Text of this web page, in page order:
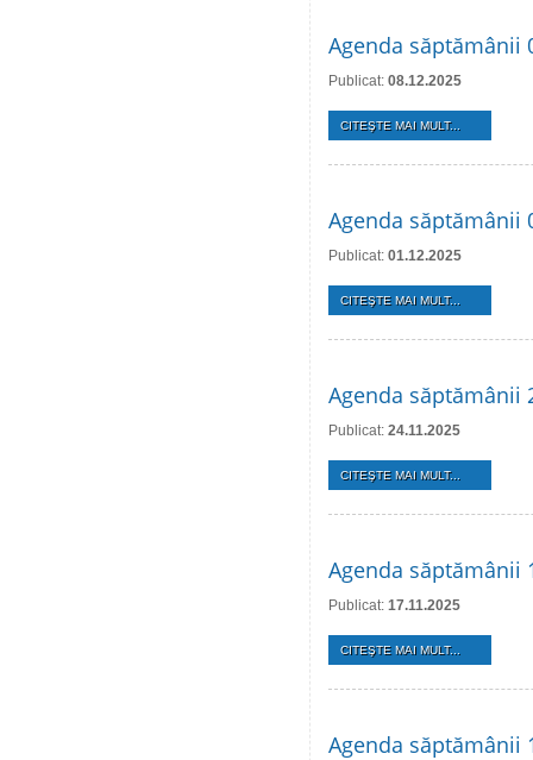
Agenda săptămânii
Publicat: 08.12.2025
CITEŞTE MAI MULT...
Agenda săptămânii
Publicat: 01.12.2025
CITEŞTE MAI MULT...
Agenda săptămânii
Publicat: 24.11.2025
CITEŞTE MAI MULT...
Agenda săptămânii
Publicat: 17.11.2025
CITEŞTE MAI MULT...
Agenda săptămânii